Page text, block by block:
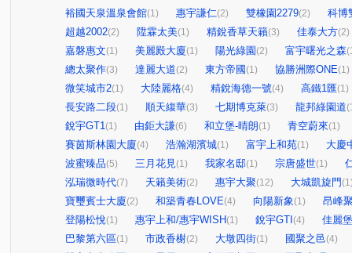
裕國天泉溫泉會館(1) 惠宇謙仁(2) 雙橡園2279(2)
科博
超越2002(2) 陞霖太美(1) 精銳香草天籟(3) 佳泰大方(2)
嘉磐惠文(1) 美麗殿大廈(1) 陽光綠園 (2) 富宇曙光之森
總太聚作(3) 達麗大道(2) 東方帝國 (1) 協勝洲際ONE(1)
微笑城市2(1) 大陸麗格(4) 精銳海德一號(4) 高鐵1匯(1)
長安路二段(1) 順天緮華(3) 七期博克萊(3) 龍邦綠園道
銳宇GT1(1) 由鉅大謙(6) 和立堡-晴朗(1) 青空蔚來(1)
賽茵斯林園大廈(4) 浩瀚湖濱城(1) 富宇上和苑(1)
大慶
波蜜臻品(5) 三月花見(1) 我家名邸(1) 宗唐盛世(1)
泓瑞微時代(7) 天籟美術(2) 惠宇大聚(12) 大城凱旋門
寶璽賓士大廈(2) 和築青春LOVE(4) 向陽新象(1)
昂峰
登陽松悅(1) 惠宇上和/惠宇WISH(1) 銳宇GTI (4)
佳麗堡
巴黎第六區(1) 市政香榭(2) 大墩四街(1) 國聚之邑(4)